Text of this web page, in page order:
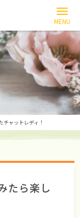
ャットレディ！
たら楽し